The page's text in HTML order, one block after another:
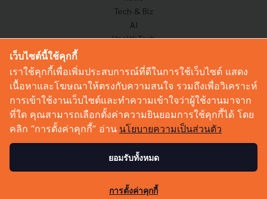
Tech & Biz
AI
HealthTech
Corp Innov
Saucy Thoughts
Sustainable
Videos
Podcast
© Copyright 2026 :Techsauce All rights reserved.
เว็บไซต์นี้ใช้คุกกี้
เราใช้คุกกี้เพื่อเพิ่มประสบการณ์ที่ดีในการใช้เว็บไซต์ แสดง
เนื้อหาและโฆษณาให้ตรงกับความสนใจ รวมถึงเพื่อวิเคราะห์
การเข้าใช้งานเว็บไซต์และทำความเข้าใจว่าผู้ใช้งานมาจาก
ที่ใด คุณสามารถเลือกตั้งค่าความยินยอมการใช้คุกกี้ได้ โดย
คลิก “การตั้งค่าคุกกี้” อ่าน นโยบายความเป็นส่วนตัว
ยอมรับทั้งหมด
การตั้งค่าคุกกี้